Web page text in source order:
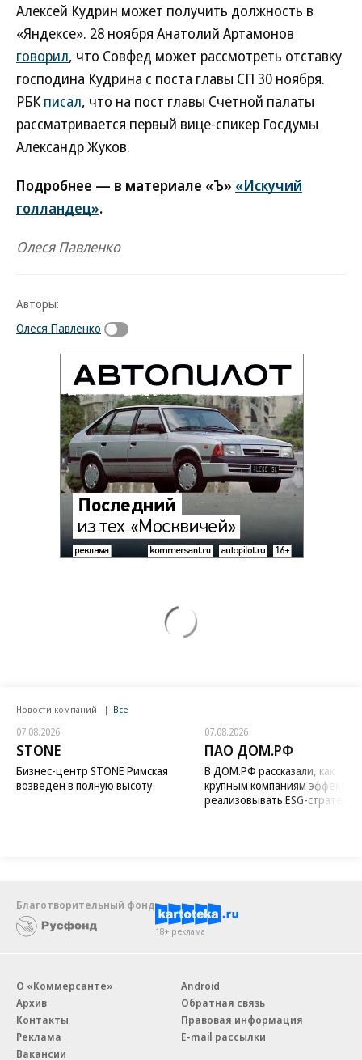
Алексей Кудрин может получить должность в
«Яндексе». 28 ноября Анатолий Артамонов
говорил, что Совфед может рассмотреть отставку
господина Кудрина с поста главы СП 30 ноября.
РБКписал, что на пост главы Счетной палаты
рассматривается первый вице-спикер Госдумы
Александр Жуков.
Подробнее — в материале «Ъ» «Искучий
голландец».
Олеся Павленко
Авторы:
Олеся Павленко
Новости компаний Все
07.08.2026
STONE
Бизнес-центр STONE Римская
возведен в полную высоту
07.08.2026
ПАО ДОМ.РФ
В ДОМ.РФ рассказали, как
крупным компаниям
реализовывать ESG-стратегию
Благотворительный фонд
18+ реклама
О «Коммерсанте»
Архив
Контакты
Реклама
Вакансии
Android
Обратная связь
Правовая информация
E-mail рассылки